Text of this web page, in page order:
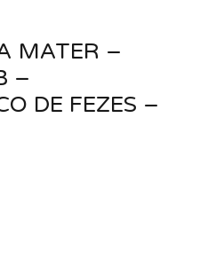
MATER –
–
DE FEZES –